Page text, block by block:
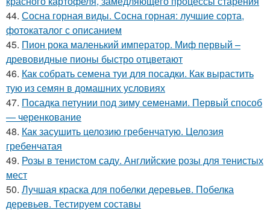
44. Сосна горная виды. Сосна горная: лучшие сорта,
фотокаталог с описанием
45. Пион рока маленький император. Миф первый –
древовидные пионы быстро отцветают
46. Как собрать семена туи для посадки. Как вырастить
тую из семян в домашних условиях
47. Посадка петунии под зиму семенами. Первый способ
— черенкование
48. Как засушить целозию гребенчатую. Целозия
гребенчатая
49. Розы в тенистом саду. Английские розы для тенистых
мест
50. Лучшая краска для побелки деревьев. Побелка
деревьев. Тестируем составы